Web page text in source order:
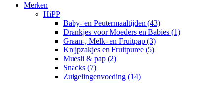
Merken
HiPP
Baby- en Peutermaaltijden (43)
Drankjes voor Moeders en Babies (1)
Graan-, Melk- en Fruitpap (3)
Knijpzakjes en Fruitpuree (5)
Muesli & pap (2)
Snacks (7)
Zuigelingenvoeding (14)